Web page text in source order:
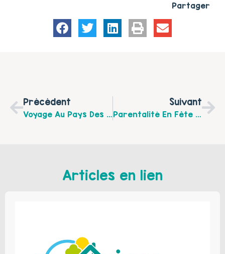
Partager
Précédent
Voyage Au Pays Des Contes – 27 Mai – 9h30 – Pernes
Suivant
Parentalité En Fête – 3 Juin – St Pol Sur Ternoise
Articles en lien